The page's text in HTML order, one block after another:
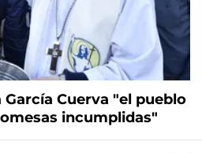
García Cuerva "el pueblo
incumplidas"